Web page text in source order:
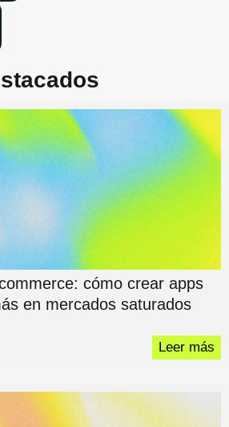
cómo crear apps
en mercados saturados
Leer más